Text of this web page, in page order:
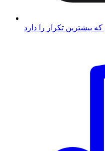
بیشترین تکرار را دارد